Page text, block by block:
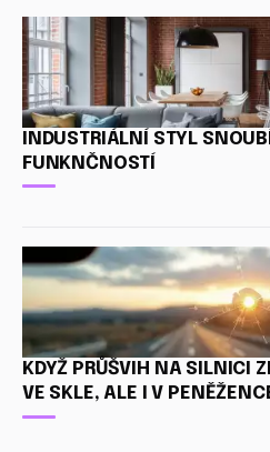
INDUSTRIÁLNÍ STYL
FUNKNČNOSTÍ
KDYŽ PRŮŠVIH NA SILNICI
VE SKLE, ALE I V